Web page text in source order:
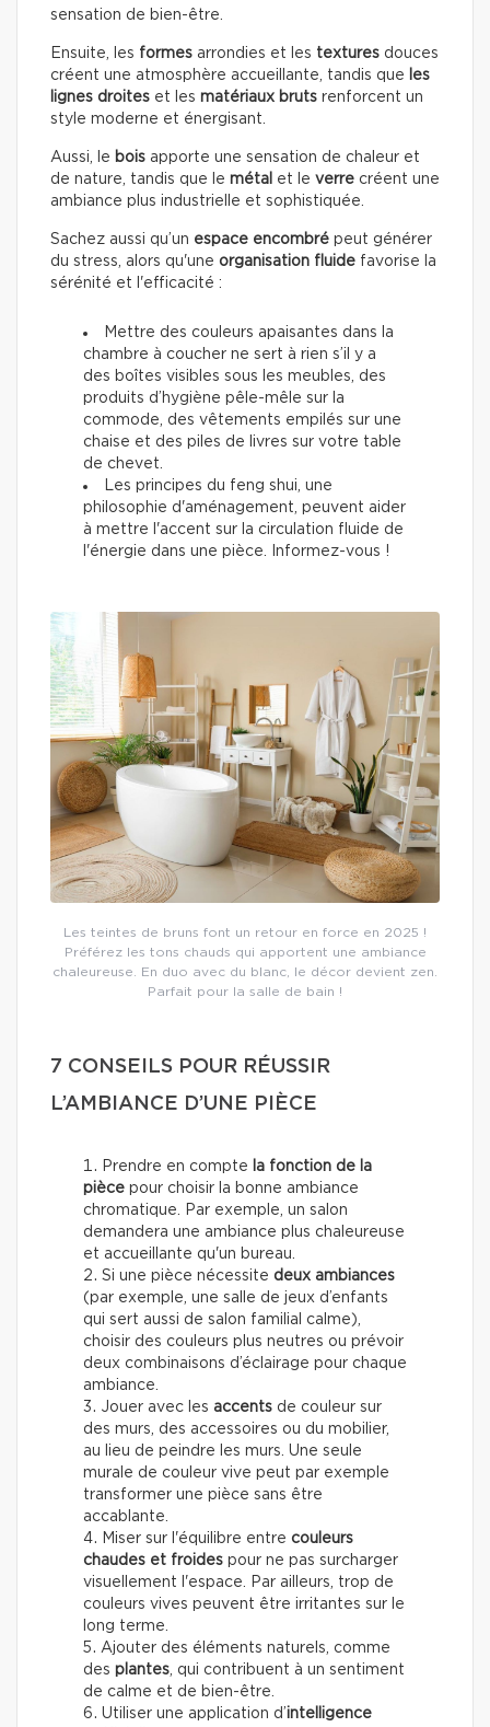
sensation de bien-être.
Ensuite, les formes arrondies et les textures douces
créent une atmosphère accueillante, tandis que
les
lignes droites et les matériaux bruts renforcent un
style moderne et énergisant.
Aussi, le bois apporte une sensation de chaleur et
de nature, tandis que le métal et le verre créent une
ambiance plus industrielle et sophistiquée.
Sachez aussi qu’un espace encombré peut générer
du stress, alors qu'une organisation fluide favorise la
sérénité et l'efficacité :
Mettre des couleurs apaisantes dans la
chambre à coucher ne sert à rien s’il y a
des boîtes visibles sous les meubles, des
produits d’hygiène pêle-mêle sur la
commode, des vêtements empilés sur une
chaise et des piles de livres sur votre table
de chevet.
Les principes du feng shui, une
philosophie d'aménagement, peuvent aider
à mettre l'accent sur la circulation fluide de
l'énergie dans une pièce. Informez-vous !
Les teintes de bruns font un retour en force en 2025 !
Préférez les tons chauds qui apportent une ambiance
chaleureuse. En duo avec du blanc, le décor devient zen.
Parfait pour la salle de bain !
7 CONSEILS POUR RÉUSSIR
L’AMBIANCE D’UNE PIÈCE
Prendre en compte
la fonction de la
pièce pour choisir la bonne ambiance
chromatique. Par exemple, un salon
demandera une ambiance plus chaleureuse
et accueillante qu'un bureau.
Si une pièce nécessite deux ambiances
(par exemple, une salle de jeux d’enfants
qui sert aussi de salon familial calme),
choisir des couleurs plus neutres ou prévoir
deux combinaisons d’éclairage pour chaque
ambiance.
Jouer avec les accents de couleur sur
des murs, des accessoires ou du mobilier,
au lieu de peindre les murs. Une seule
murale de couleur vive peut par exemple
transformer une pièce sans être
accablante.
Miser sur l'équilibre entre couleurs
chaudes et froides pour ne pas surcharger
visuellement l'espace. Par ailleurs, trop de
couleurs vives peuvent être irritantes sur le
long terme.
Ajouter des éléments naturels, comme
des plantes, qui contribuent à un sentiment
de calme et de bien-être.
Utiliser une application d’intelligence